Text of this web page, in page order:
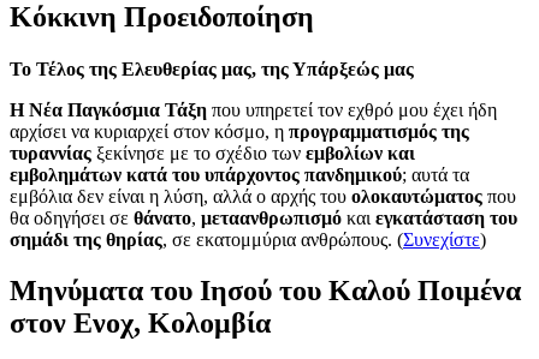
Κόκκινη Προειδοποίηση
Το Τέλος της Ελευθερίας μας, της Υπάρξεώς μας
Η Νέα Παγκόσμια Τάξη που υπηρετεί τον εχθρό μου έχει ήδη
αρχίσει να κυριαρχεί στον κόσμο, η προγραμματισμός της
τυραννίας ξεκίνησε με το σχέδιο των εμβολίων και
εμβολημάτων κατά του υπάρχοντος πανδημικού; αυτά τα
εμβόλια δεν είναι η λύση, αλλά ο αρχής του ολοκαυτώματος που
θα οδηγήσει σε θάνατο, μεταανθρωπισμό και εγκατάσταση του
σημάδι της θηρίας, σε εκατομμύρια ανθρώπους. (Συνεχίστε)
Μηνύματα του Ιησού του Καλού Ποιμένα
στον Ενοχ, Κολομβία